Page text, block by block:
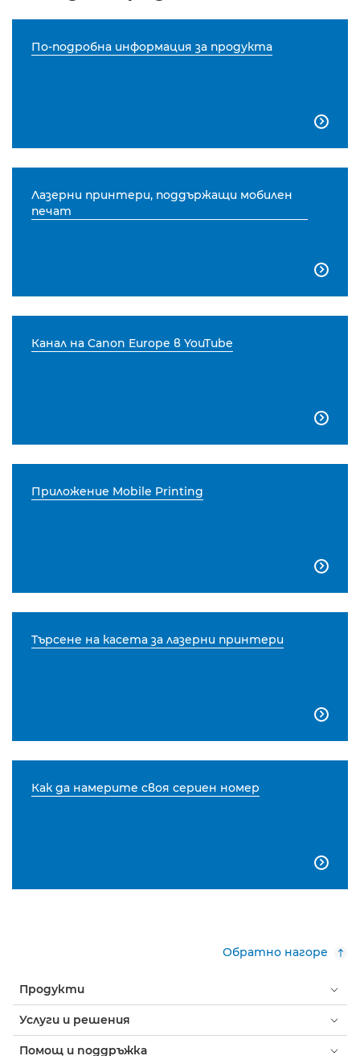
По-подробна информация за продукта

Лазерни принтери, поддържащи мобилен
печат

Канал на Canon Europe в YouTube

Приложение Mobile Printing

Търсене на касета за лазерни принтери

Как да намерите своя сериен номер

Обратно нагоре
Продукти
Услуги и решения
Помощ и поддръжка